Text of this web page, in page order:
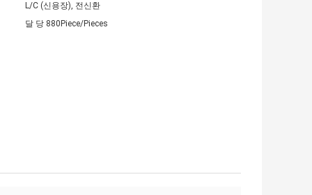
L/C (신용장), 전신환
달 당 880Piece/Pieces